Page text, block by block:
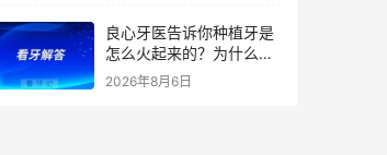
良心牙医告诉你种植牙是
怎么火起来的？为什么替
代了假牙？
2026年8月6日